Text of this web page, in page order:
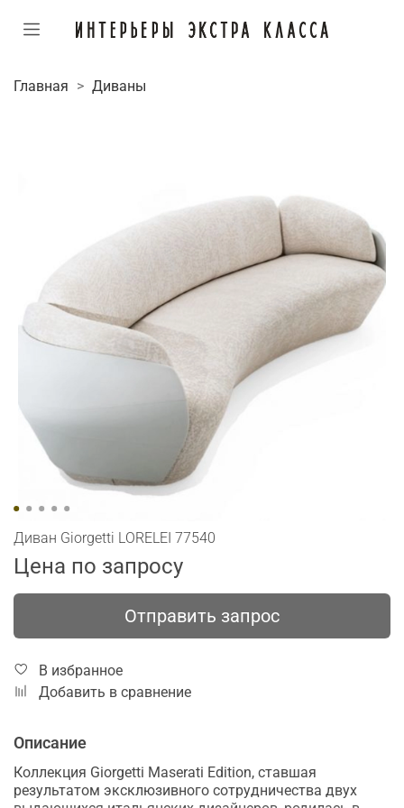
Главная Диваны
Диван Giorgetti LORELEI 77540
Цена по запросу
Отправить запрос
В избранное
Добавить в сравнение
Описание
Коллекция Giorgetti Maserati Edition, ставшая
результатом эксклюзивного сотрудничества двух